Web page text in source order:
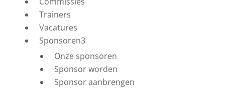
Trainers
Vacatures
Sponsoren3
Onze sponsoren
Sponsor worden
Sponsor aanbrengen